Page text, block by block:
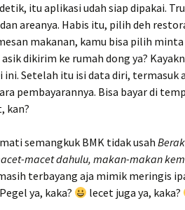
itu aplikasi udah siap dipakai.
areanya. Habis itu, pilih deh
makanan, kamu bisa pilih
dikirim ke rumah dong ya?
ini. Setelah itu isi data diri, termasuk
pembayarannya. Bisa bayar di
kan?
semangkuk BMK tidak usah
macet dahulu, makan-makan
terbayang aja mimik meringis
ya, kaka?
lecet juga ya, kaka?